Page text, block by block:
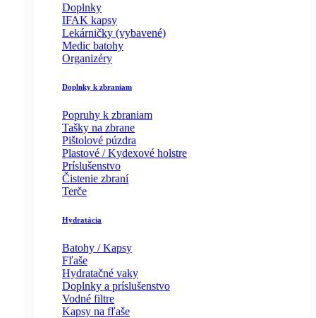
Doplnky
IFAK kapsy
Lekárničky (vybavené)
Medic batohy
Organizéry
Doplnky k zbraniam
Popruhy k zbraniam
Tašky na zbrane
Pištolové púzdra
Plastové / Kydexové holstre
Príslušenstvo
Čistenie zbraní
Terče
Hydratácia
Batohy / Kapsy
Fľaše
Hydratačné vaky
Doplnky a príslušenstvo
Vodné filtre
Kapsy na fľaše